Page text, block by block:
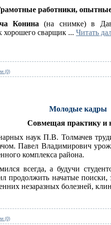
работники,
Конина (на снимке) в
хорошего сварщик ... Читать
(0)
Молодые кадры
Совмещая практику и
наук П.В. Толмачев
Павел Владимирович
комплекса района.
всегда, а будучи
продолжить начатые поиски,
незаразных болезней,
(0)